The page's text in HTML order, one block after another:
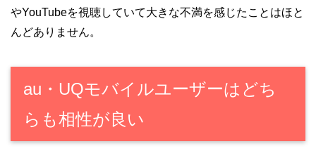
やYouTubeを視聴していて大きな不満を感じたことはほと
んどありません。
au・UQモバイルユーザーはどち
らも相性が良い